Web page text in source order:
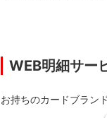
WEB明細サー
お持ちのカードブラン